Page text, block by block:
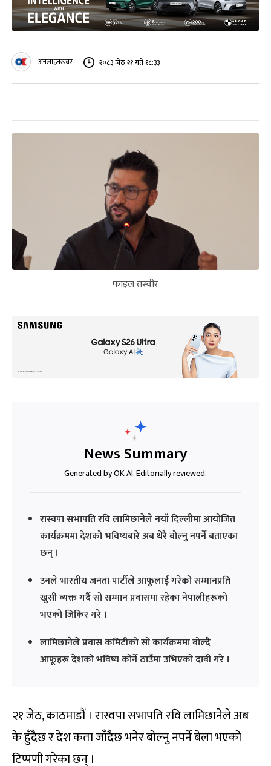
अनलाइनखबर २०८३ जेठ २१ गते १८:३३
फाइल तस्वीर
News Summary
Generated by OK AI. Editorially reviewed.
रास्वपा सभापति रवि लामिछानेले नयाँ दिल्लीमा आयोजित
कार्यक्रममा देशको भविष्यबारे अब धेरै बोल्नु नपर्ने बताएका
छन् ।
उनले भारतीय जनता पार्टीले आफूलाई गरेको सम्मानप्रति
खुसी व्यक्त गर्दै सो सम्मान प्रवासमा रहेका नेपालीहरूको
भएको जिकिर गरे ।
लामिछानेले प्रवास कमिटीको सो कार्यक्रममा बोल्दै
आफूहरू देशको भविष्य कोर्ने ठाउँमा उभिएको दाबी गरे ।
२१ जेठ, काठमाडौं । रास्वपा सभापति रवि लामिछानेले अब
के हुँदैछ र देश कता जाँदैछ भनेर बोल्नु नपर्ने बेला भएको
टिप्पणी गरेका छन् ।